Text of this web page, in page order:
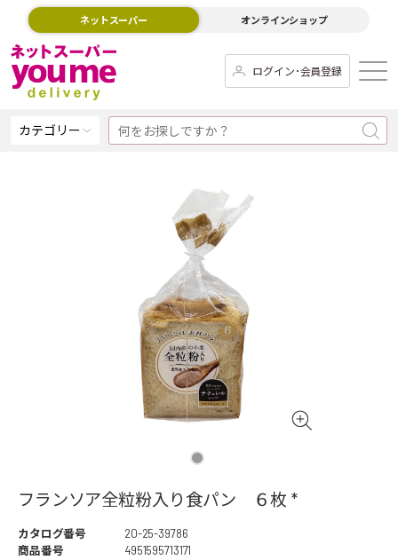
ネットスーパー オンラインショップ
ログイン･会員登録
カテゴリー
フランソア全粒粉入り食パン ６枚 *
カタログ番号
20-25-39786
商品番号
4951595713171